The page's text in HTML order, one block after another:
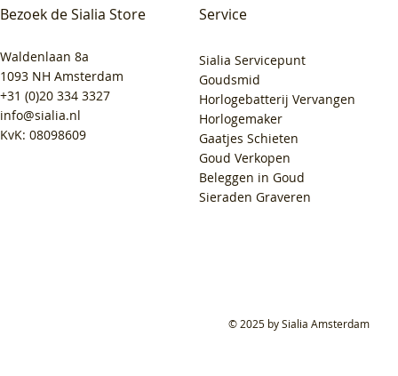
Bezoek de Sialia Store
Waldenlaan 8a
1093 NH Amsterdam
+31 (0)20 334 3327
info@sialia.nl
KvK: 08098609
Service
Sialia Servicepunt
Goudsmid
Horlogebatterij Vervangen
Horlogemaker
Gaatjes Schieten
Goud Verkopen
Beleggen in Goud
Sieraden Graveren
© 2025 by Sialia Amsterdam